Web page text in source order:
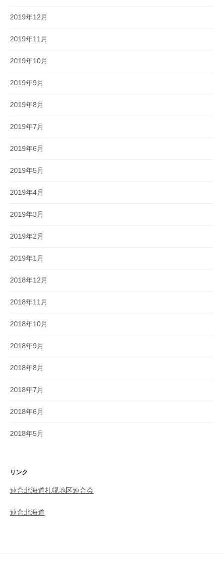
2019年12月
2019年11月
2019年10月
2019年9月
2019年8月
2019年7月
2019年6月
2019年5月
2019年4月
2019年3月
2019年2月
2019年1月
2018年12月
2018年11月
2018年10月
2018年9月
2018年8月
2018年7月
2018年6月
2018年5月
リンク
連合北海道札幌地区連合会
連合北海道